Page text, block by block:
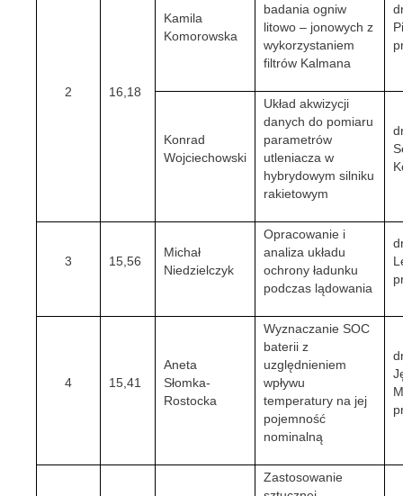
2 16,18
Kamila
Komorowska
badania ogniw
litowo – jonowych z
wykorzystaniem
filtrów Kalmana
Konrad
Wojciechowski
Układ akwizycji
danych do pomiaru
parametrów
utleniacza w
hybrydowym silniku
rakietowym
3 15,56
Michał
Niedzielczyk
Opracowanie i
analiza układu
ochrony ładunku
podczas lądowania
4 15,41
Aneta
Słomka-
Rostocka
Wyznaczanie SOC
baterii z
uzględnieniem
wpływu
temperatury na jej
pojemność
nominalną
Zastosowanie